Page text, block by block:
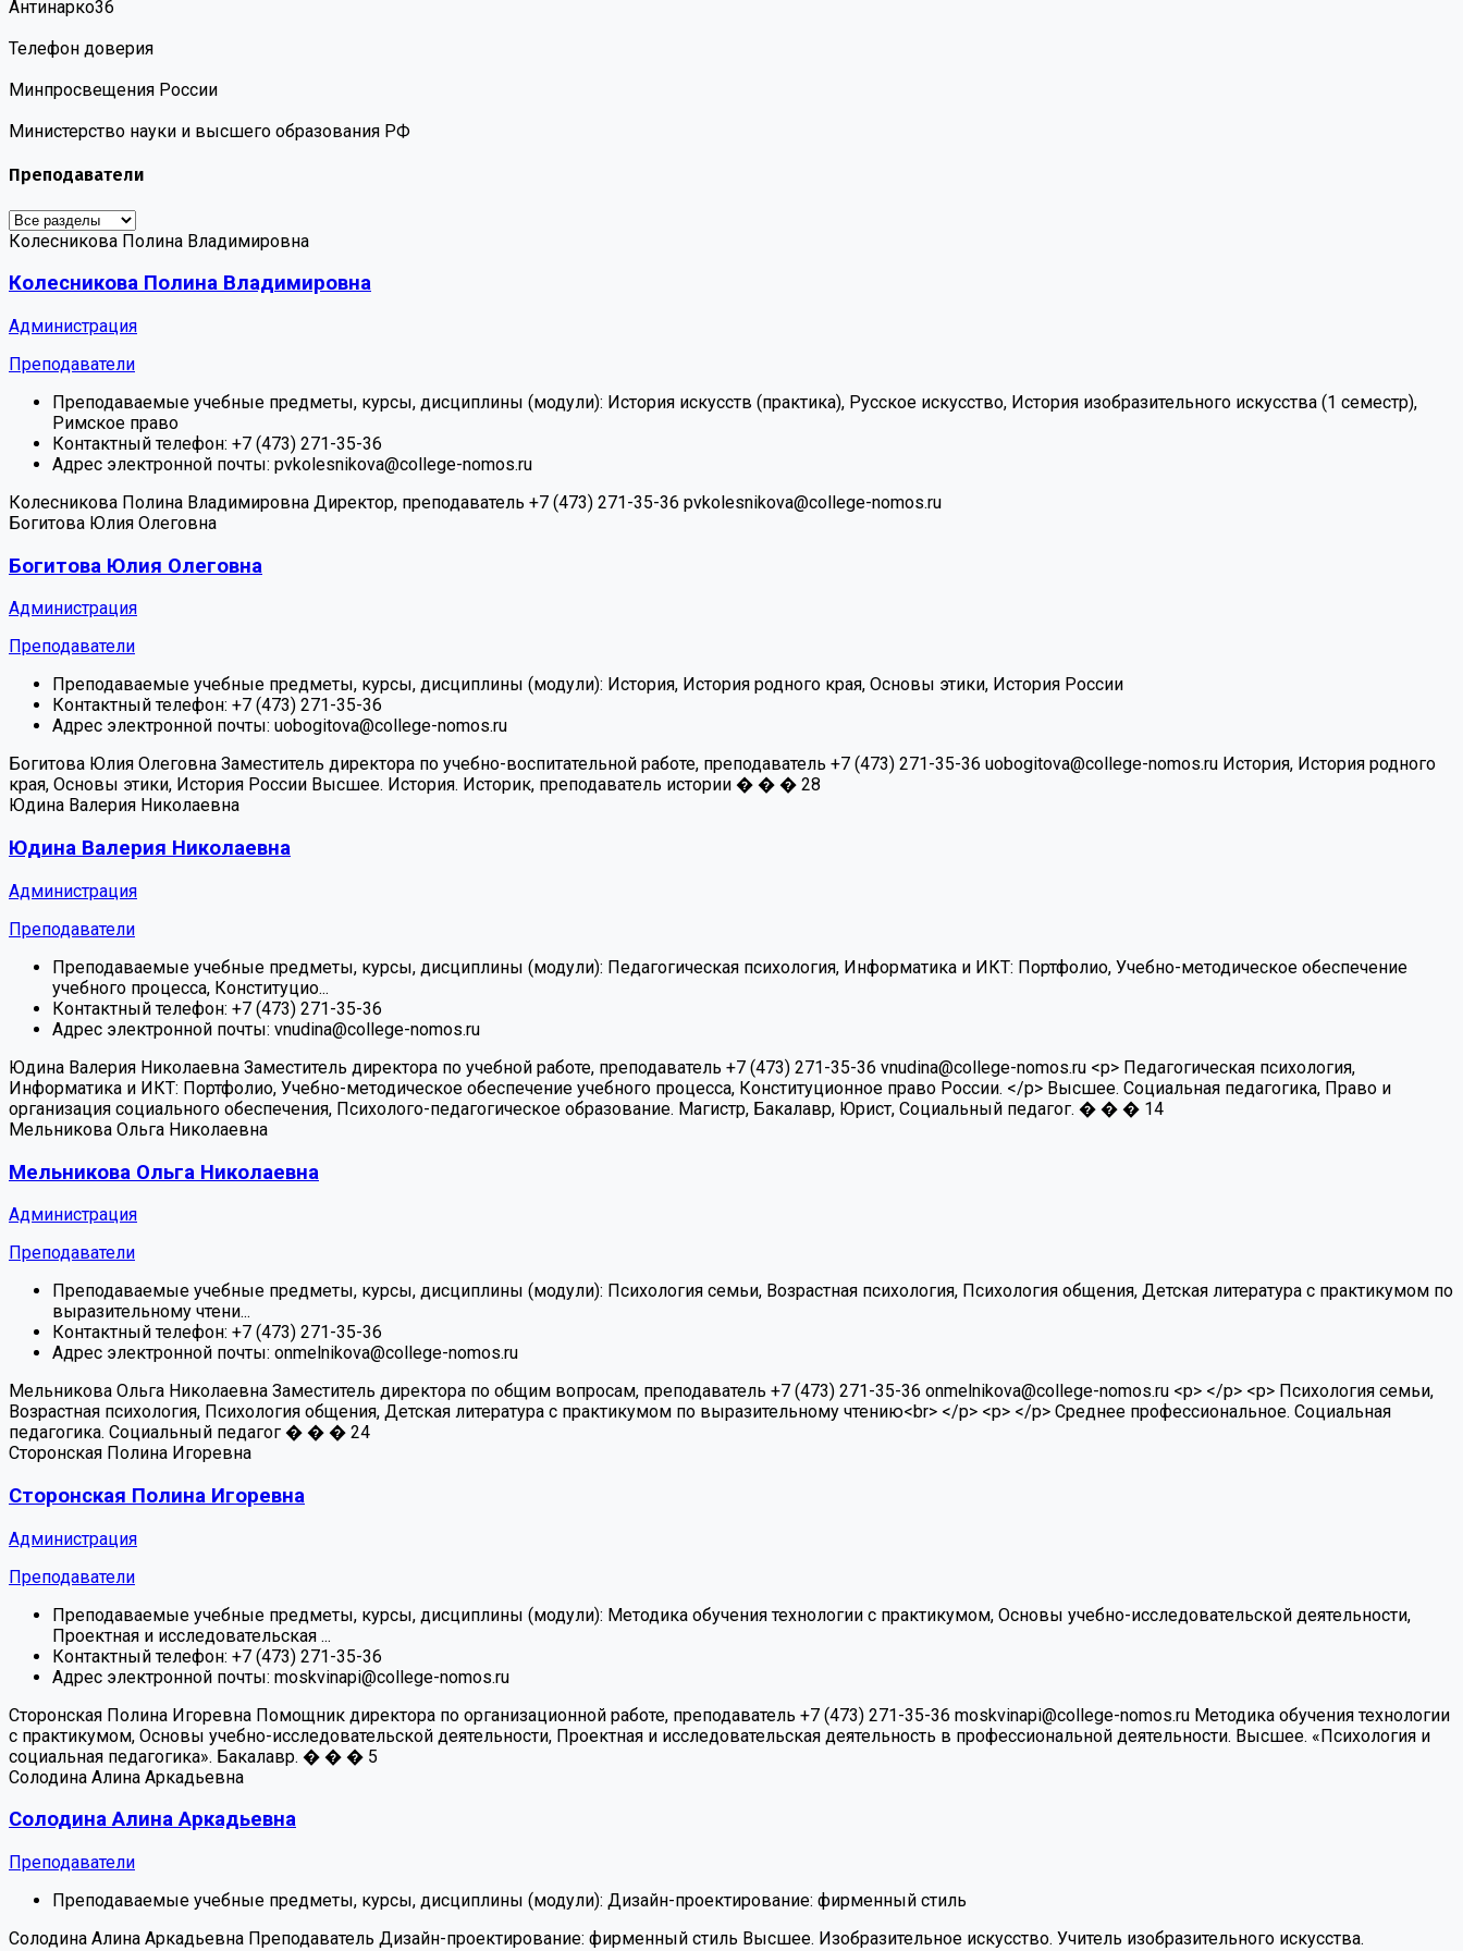
Антинарко36
Телефон доверия
Минпросвещения России
Министерство науки и высшего образования РФ
Преподаватели
Колесникова Полина Владимировна
Колесникова Полина Владимировна
Администрация
Преподаватели
Преподаваемые учебные предметы, курсы, дисциплины (модули): История искусств (практика), Русское искусство, История изобразительного искусства (1 семестр),
Римское право
Контактный телефон: +7 (473) 271-35-36
Адрес электронной почты: pvkolesnikova@college-nomos.ru
Колесникова Полина Владимировна Директор, преподаватель +7 (473) 271-35-36 pvkolesnikova@college-nomos.ru
Богитова Юлия Олеговна
Богитова Юлия Олеговна
Администрация
Преподаватели
Преподаваемые учебные предметы, курсы, дисциплины (модули): История, История родного края, Основы этики, История России
Контактный телефон: +7 (473) 271-35-36
Адрес электронной почты: uobogitova@college-nomos.ru
Богитова Юлия Олеговна Заместитель директора по учебно-воспитательной работе, преподаватель +7 (473) 271-35-36 uobogitova@college-nomos.ru История, История родного
края, Основы этики, История России Высшее. История. Историк, преподаватель истории � � � 28
Юдина Валерия Николаевна
Юдина Валерия Николаевна
Администрация
Преподаватели
Преподаваемые учебные предметы, курсы, дисциплины (модули): Педагогическая психология, Информатика и ИКТ: Портфолио, Учебно-методическое обеспечение
учебного процесса, Конституцио...
Контактный телефон: +7 (473) 271-35-36
Адрес электронной почты: vnudina@college-nomos.ru
Юдина Валерия Николаевна Заместитель директора по учебной работе, преподаватель +7 (473) 271-35-36 vnudina@college-nomos.ru <p> Педагогическая психология,
Информатика и ИКТ: Портфолио, Учебно-методическое обеспечение учебного процесса, Конституционное право России. </p> Высшее. Социальная педагогика, Право и
организация социального обеспечения, Психолого-педагогическое образование. Магистр, Бакалавр, Юрист, Социальный педагог. � � � 14
Мельникова Ольга Николаевна
Мельникова Ольга Николаевна
Администрация
Преподаватели
Преподаваемые учебные предметы, курсы, дисциплины (модули): Психология семьи, Возрастная психология, Психология общения, Детская литература с практикумом по
выразительному чтени...
Контактный телефон: +7 (473) 271-35-36
Адрес электронной почты: onmelnikova@college-nomos.ru
Мельникова Ольга Николаевна Заместитель директора по общим вопросам, преподаватель +7 (473) 271-35-36 onmelnikova@college-nomos.ru <p> </p> <p> Психология семьи,
Возрастная психология, Психология общения, Детская литература с практикумом по выразительному чтению<br> </p> <p> </p> Среднее профессиональное. Социальная
педагогика. Социальный педагог � � � 24
Сторонская Полина Игоревна
Сторонская Полина Игоревна
Администрация
Преподаватели
Преподаваемые учебные предметы, курсы, дисциплины (модули): Методика обучения технологии с практикумом, Основы учебно-исследовательской деятельности,
Проектная и исследовательская ...
Контактный телефон: +7 (473) 271-35-36
Адрес электронной почты: moskvinapi@college-nomos.ru
Сторонская Полина Игоревна Помощник директора по организационной работе, преподаватель +7 (473) 271-35-36 moskvinapi@college-nomos.ru Методика обучения технологии
с практикумом, Основы учебно-исследовательской деятельности, Проектная и исследовательская деятельность в профессиональной деятельности. Высшее. «Психология и
социальная педагогика». Бакалавр. � � � 5
Солодина Алина Аркадьевна
Солодина Алина Аркадьевна
Преподаватели
Преподаваемые учебные предметы, курсы, дисциплины (модули): Дизайн-проектирование: фирменный стиль
Солодина Алина Аркадьевна Преподаватель Дизайн-проектирование: фирменный стиль Высшее. Изобразительное искусство. Учитель изобразительного искусства.